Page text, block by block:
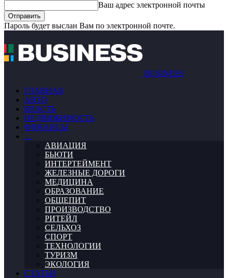
Ваш адрес электронной почты
Пароль будет выслан Вам по электронной почте.
BUSINESS
ГЛАВНАЯ
АВТО
ВЛАСТЬ
НЕДВИЖИМОСТЬ
ФИНАНСЫ
…
АВИАЦИЯ
БЬЮТИ
ИНТЕРТЕЙМЕНТ
ЖЕЛЕЗНЫЕ ДОРОГИ
МЕДИЦИНА
ОБРАЗОВАНИЕ
ОБЩЕПИТ
ПРОИЗВОДСТВО
РИТЕЙЛ
СЕЛЬХОЗ
СПОРТ
ТЕХНОЛОГИИ
ТУРИЗМ
ЭКОЛОГИЯ
СТАТЬИ